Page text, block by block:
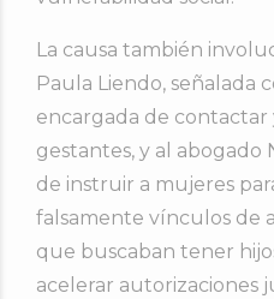
La causa también
Paula Liendo, señalada
encargada de contactar
gestantes, y al abogado
de instruir a mujeres
falsamente vínculos de
que buscaban tener
acelerar autorizaciones